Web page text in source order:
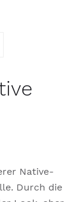
Native-
Durch die